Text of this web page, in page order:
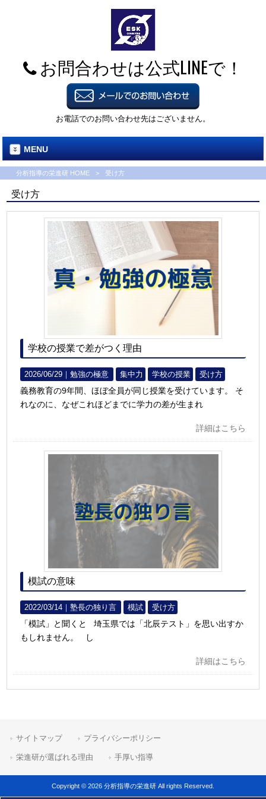
お問合わせは公式LINEで！
お電話でのお問い合わせ先はございません。
MENU
分析指導の栄進研 HOME > 受け方
受け方
学校の授業で差がつく理由
2026/06/29｜勉強の極意 集中力 学校の授業 受け方
義務教育の9年間、ほぼ全員が同じ授業を受けています。 そ
れなのに、なぜこれほどまでに学力の差が生まれ
詳細はこちら
模試の意味
2022/03/14｜塾長の独り言 模試 受け方
「模試」と聞くと 埼玉県では「北辰テスト」を思い出すか
もしれません。 し
詳細はこちら
サイトマップ プライバシーポリシー
栄進研が選ばれる理由 手厚い指導
Copyright © 2026 分析指導の栄進研 All rights Reserved.